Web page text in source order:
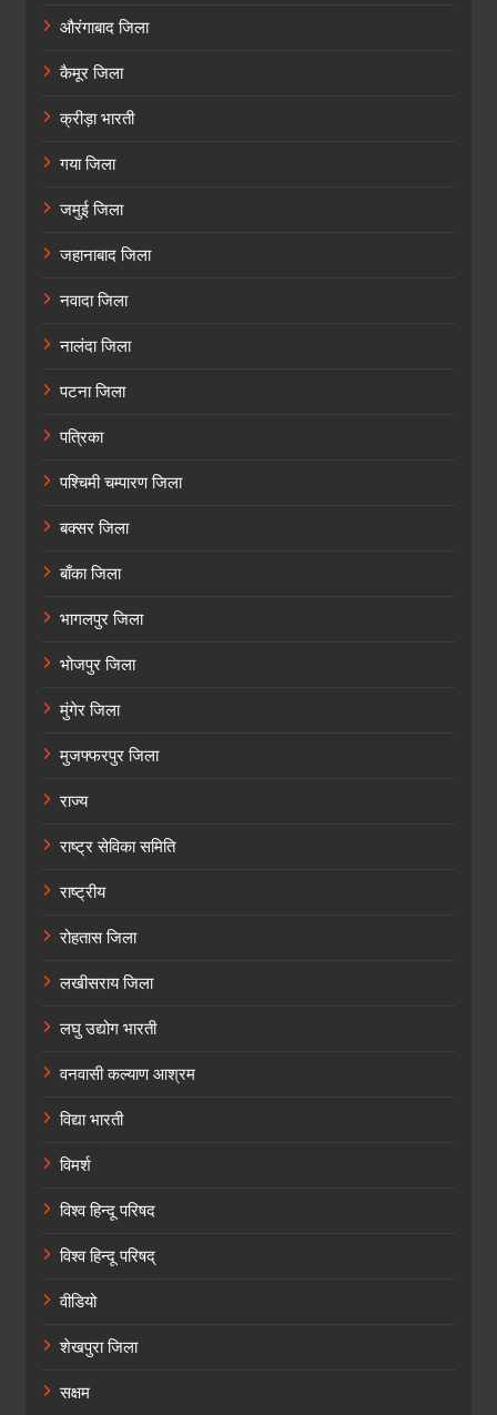
औरंगाबाद जिला
कैमूर जिला
क्रीड़ा भारती
गया जिला
जमुई जिला
जहानाबाद जिला
नवादा जिला
नालंदा जिला
पटना जिला
पत्रिका
पश्चिमी चम्पारण जिला
बक्सर जिला
बाँका जिला
भागलपुर जिला
भोजपुर जिला
मुंगेर जिला
मुजफ्फरपुर जिला
राज्य
राष्ट्र सेविका समिति
राष्ट्रीय
रोहतास जिला
लखीसराय जिला
लघु उद्योग भारती
वनवासी कल्याण आश्रम
विद्या भारती
विमर्श
विश्व हिन्दू परिषद
विश्व हिन्दू परिषद्
वीडियो
शेखपुरा जिला
सक्षम